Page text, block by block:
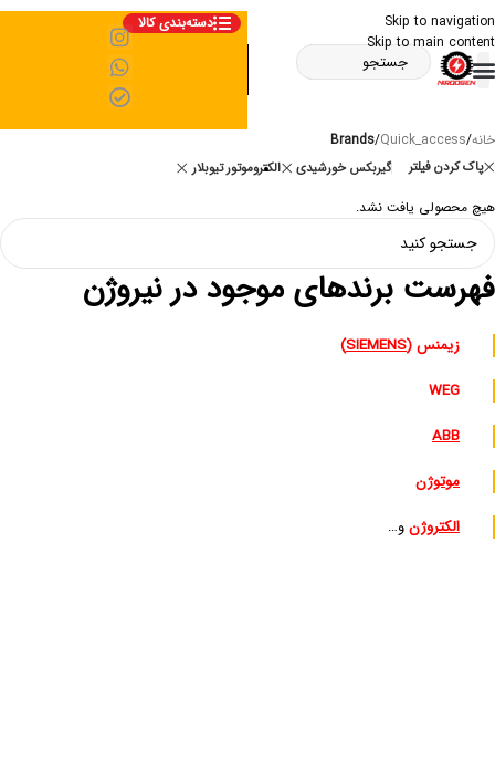
Skip to navigation
Skip to main content
دسته‌بندی کالا
خانه/
Quick_access
/
Brands
پاک کردن فیلتر الکتروموتور تیوبلار گیربکس خورشیدی
هیچ محصولی یافت نشد.
فهرست برندهای موجود در نیروژن
زیمنس (SIEMENS
)
WEG
ABB
موتوژن
الکتروژنو…